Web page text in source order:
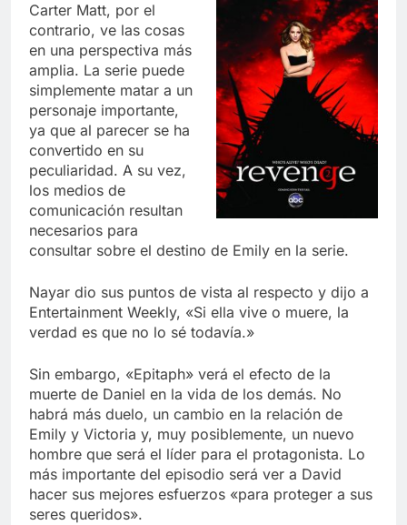
Carter Matt, por el
contrario, ve las cosas
en una perspectiva más
amplia. La serie puede
simplemente matar a un
personaje importante,
ya que al parecer se ha
convertido en su
peculiaridad. A su vez,
los medios de
comunicación resultan
necesarios para
consultar sobre el destino de Emily en la serie.
Nayar dio sus puntos de vista al respecto y dijo a
Entertainment Weekly, «Si ella vive o muere, la
verdad es que no lo sé todavía.»
Sin embargo, «Epitaph» verá el efecto de la
muerte de Daniel en la vida de los demás. No
habrá más duelo, un cambio en la relación de
Emily y Victoria y, muy posiblemente, un nuevo
hombre que será el líder para el protagonista. Lo
más importante del episodio será ver a David
hacer sus mejores esfuerzos «para proteger a sus
seres queridos».